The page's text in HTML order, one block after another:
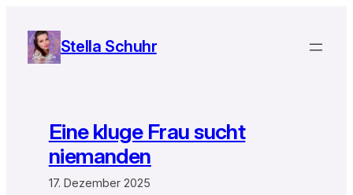
Inhalt
springen
Stella Schuhr
Eine kluge Frau sucht
niemanden
17. Dezember 2025